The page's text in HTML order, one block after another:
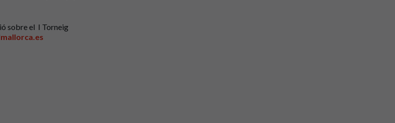
sobre el I Torneig